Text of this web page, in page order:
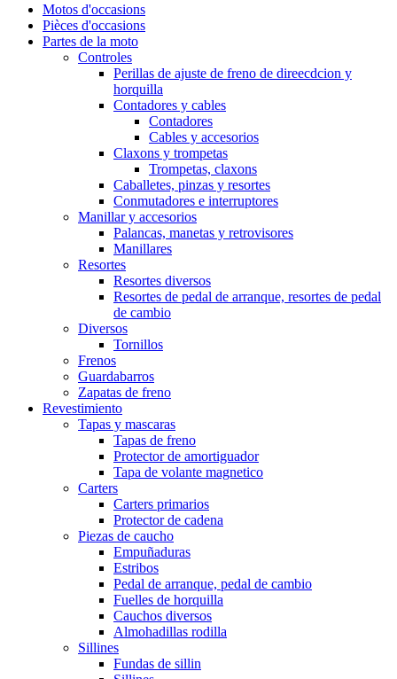
Motos d'occasions
Pièces d'occasions
Partes de la moto
Controles
Perillas de ajuste de freno de direecdcion y
horquilla
Contadores y cables
Contadores
Cables y accesorios
Claxons y trompetas
Trompetas, claxons
Caballetes, pinzas y resortes
Conmutadores e interruptores
Manillar y accesorios
Palancas, manetas y retrovisores
Manillares
Resortes
Resortes diversos
Resortes de pedal de arranque, resortes de pedal
de cambio
Diversos
Tornillos
Frenos
Guardabarros
Zapatas de freno
Revestimiento
Tapas y mascaras
Tapas de freno
Protector de amortiguador
Tapa de volante magnetico
Carters
Carters primarios
Protector de cadena
Piezas de caucho
Empuñaduras
Estribos
Pedal de arranque, pedal de cambio
Fuelles de horquilla
Cauchos diversos
Almohadillas rodilla
Sillines
Fundas de sillin